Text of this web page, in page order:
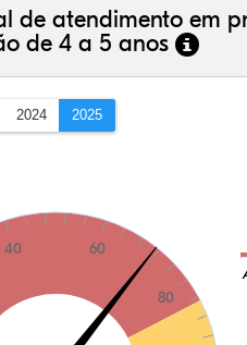
de atendimento em
de 4 a 5 anos
2024 2025
40 60
80